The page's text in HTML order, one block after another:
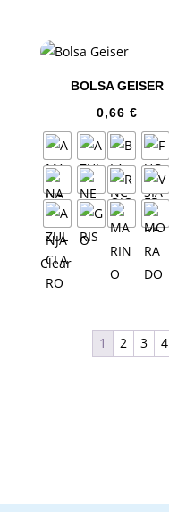
BOLSA GEISER
0,66 €
Clear
1 2 3 4